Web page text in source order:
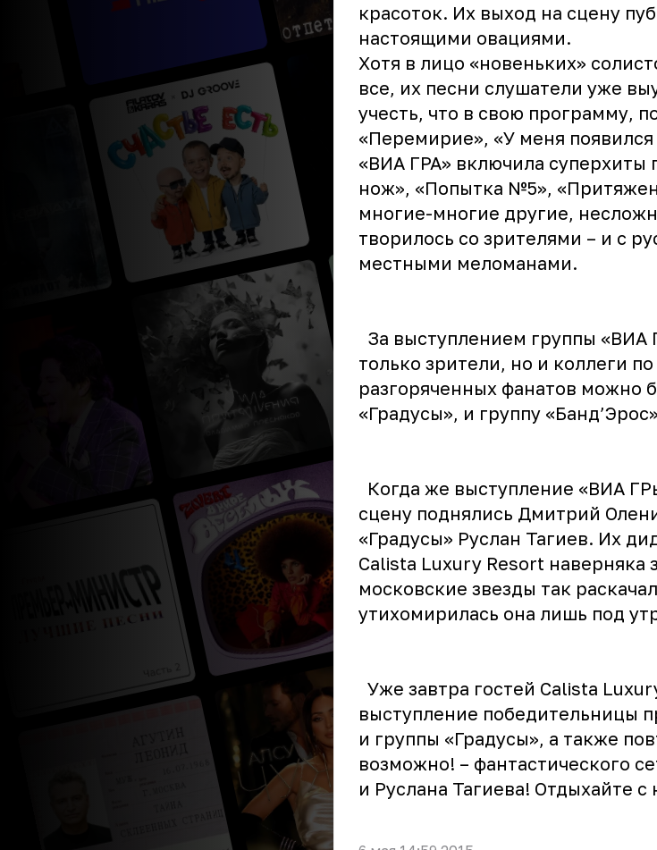
красоток. Их выход на сцену
настоящими овациями.
Хотя в лицо «новеньких»
все, их песни слушатели уже
учесть, что в свою программу,
«Перемирие», «У меня появился
«ВИА ГРА» включила суперхиты
нож», «Попытка №5»,
многие-многие другие,
творилось со зрителями – и с
местными меломанами.
За выступлением группы «ВИА
только зрители, но и коллеги
разгоряченных фанатов можно
«Градусы», и группу
Когда же выступление «ВИА
сцену поднялись Дмитрий
«Градусы» Руслан Тагиев. Их
Calista Luxury Resort наверняка
московские звезды так
утихомирилась она лишь под
Уже завтра гостей Calista
выступление победительницы
и группы «Градусы», а также
возможно! – фантастического
и Руслана Тагиева! Отдыхайте с